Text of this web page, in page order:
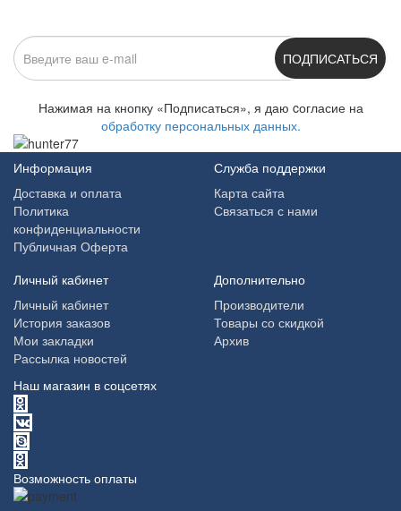
ПОДПИСАТЬСЯ
Нажимая на кнопку «Подписаться», я даю cогласие на
обработку персональных данных.
Информация
Доставка и оплата
Политика
конфиденциальности
Публичная Оферта
Служба поддержки
Карта сайта
Связаться с нами
Личный кабинет
Личный кабинет
История заказов
Мои закладки
Рассылка новостей
Дополнительно
Производители
Товары со скидкой
Архив
Наш магазин в соцсетях
Возможность оплаты